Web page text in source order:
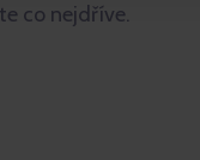
co nejdříve.